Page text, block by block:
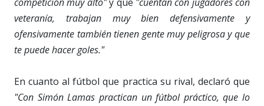
veteranía, trabajan muy bien defensivamente y
ofensivamente también tienen gente muy peligrosa y que
te puede hacer goles."
En cuanto al fútbol que practica su rival, declaró que
"Con Simón Lamas practican un fútbol práctico, que lo